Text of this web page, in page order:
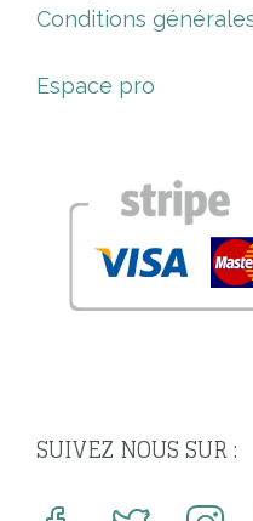
Conditions
Espace pro
SUIVEZ NOUS SUR :